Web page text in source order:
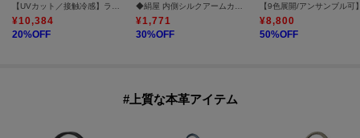
¥10,384
20%OFF
¥1,771
30%OFF
¥8,800
50%OFF
#上質な本革アイテム